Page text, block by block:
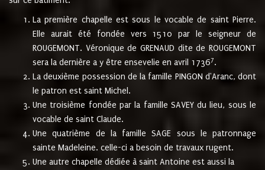
La première chapelle est sous le vocable de saint Pierre.
Elle aurait été fondée vers 1510 par le seigneur de
ROUGEMONT. Véronique de GRENAUD dite de ROUGEMONT
sera la dernière a y être ensevelie en avril 17367.
La deuxième possession de la famille PINGON d'Aranc, dont
le patron est saint Michel.
Une troisième fondée par la famille SAVEY du lieu, sous le
vocable de saint Claude.
Une quatrième de la famille SAGE sous le patronnage
sainte Madeleine. celle-ci a besoin de travaux rugent.
Une autre chapelle dédiée à saint Antoine est aussi la